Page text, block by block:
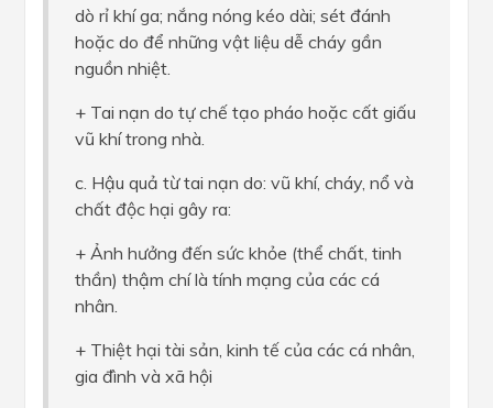
dò rỉ khí ga; nắng nóng kéo dài; sét đánh
hoặc do để những vật liệu dễ cháy gần
nguồn nhiệt.
+ Tai nạn do tự chế tạo pháo hoặc cất giấu
vũ khí trong nhà.
c. Hậu quả từ tai nạn do: vũ khí, cháy, nổ và
chất độc hại gây ra:
+ Ảnh hưởng đến sức khỏe (thể chất, tinh
thần) thậm chí là tính mạng của các cá
nhân.
+ Thiệt hại tài sản, kinh tế của các cá nhân,
gia đình và xã hội